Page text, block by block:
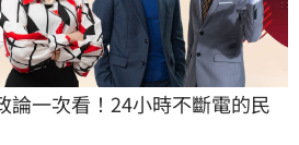
論一次看！24小時不斷電的民